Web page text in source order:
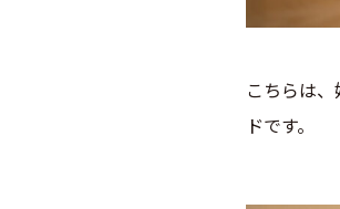
こちらは
ドです。